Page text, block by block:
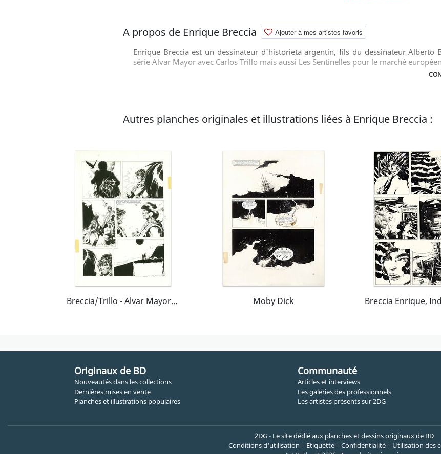
A propos de Enrique Breccia Ajouter à mes artistes favoris
Enrique Breccia est un dessinateur d'historieta argentin, fils du dessinateur Alberto
série Alvar Mayor avec Carlos Trillo mais aussi Les Sentinelles pour le marché
Autres planches originales et illustrations liées à Enrique Breccia :
Breccia/Trillo - Alvar Mayor - Cap. 28 LA HISTORIA QUE TIHUO CONTÓ Pag. 3 - 1979 Moby Dick
Originaux de BD
Nouveautés dans les collections
Dernières mises en vente
Planches et illustrations populaires
Communauté
Articles et interviews
Les galeries des professionnels
Les artistes présents sur 2DG
2DG - Le site dédié aux planches et dessins originaux de BD
Conditions d'utilisation | Etiquette| Confidentialité| Utilisation des